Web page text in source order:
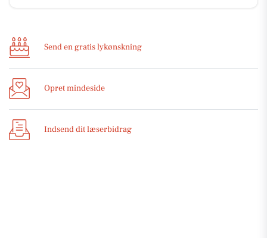
Send en gratis lykønskning
Opret mindeside
Indsend dit læserbidrag